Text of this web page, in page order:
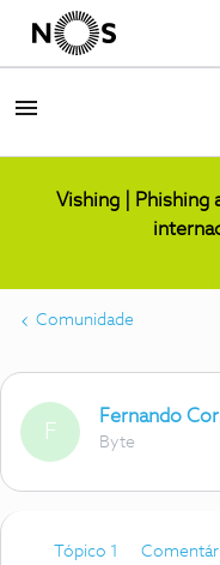
Vishing | Phishing
Comunidade
F
Fernando
Byte
Tópico 1